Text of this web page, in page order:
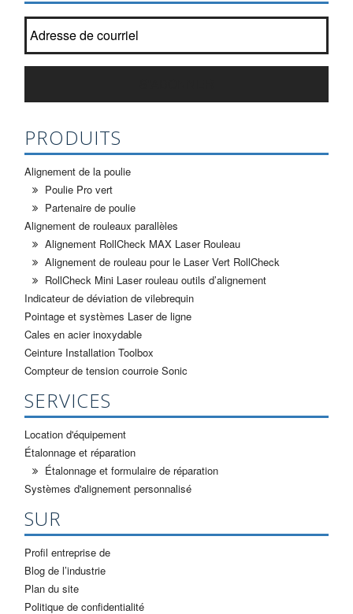
Joignez-vous à notre liste de bulletin? *
PRODUITS
Alignement de la poulie
Poulie Pro vert
Partenaire de poulie
Alignement de rouleaux parallèles
Alignement RollCheck MAX Laser Rouleau
Alignement de rouleau pour le Laser Vert RollCheck
RollCheck Mini Laser rouleau outils d’alignement
Indicateur de déviation de vilebrequin
Pointage et systèmes Laser de ligne
Cales en acier inoxydable
Ceinture Installation Toolbox
Compteur de tension courroie Sonic
SERVICES
Location d'équipement
Étalonnage et réparation
Étalonnage et formulaire de réparation
Systèmes d'alignement personnalisé
SUR
Profil entreprise de
Blog de l’industrie
Plan du site
Politique de confidentialité